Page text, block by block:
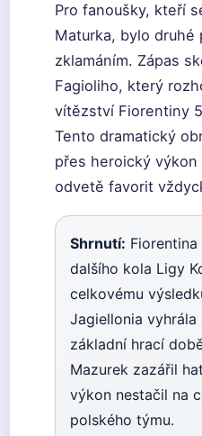
Pro fanoušky, kteří
Maturka, bylo druhé
zklamáním. Zápas
Fagioliho, který
vítězství Fiorentiny
Tento dramatický
přes heroický
odvetě favorit
Shrnutí:
dalšího kola Ligy
celkovému
Jagiellonia
základní hrací
Mazurek zazářil
výkon nestačil na
polského týmu.